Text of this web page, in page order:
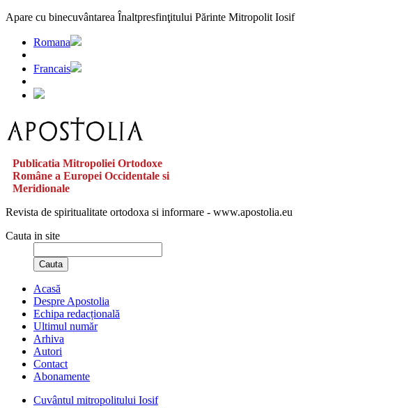
Apare cu binecuvântarea Înaltpresfinţitului Părinte Mitropolit Iosif
Romana
Francais
Publicatia Mitropoliei Ortodoxe
Române a Europei Occidentale si
Meridionale
Revista de spiritualitate ortodoxa si informare - www.apostolia.eu
Cauta in site
Cauta
Acasă
Despre Apostolia
Echipa redacțională
Ultimul număr
Arhiva
Autori
Contact
Abonamente
Cuvântul mitropolitului Iosif